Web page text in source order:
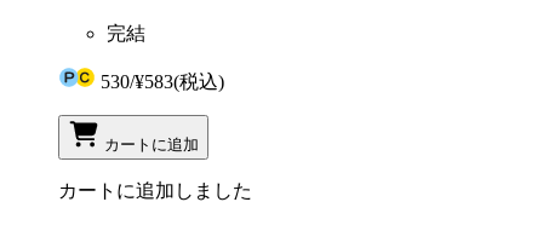
完結
530/¥583(税込)
カートに追加
カートに追加しました